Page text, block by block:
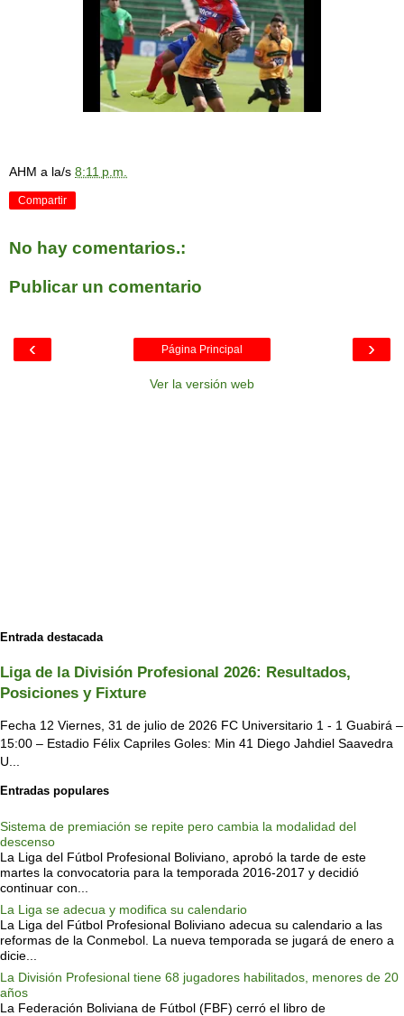
AHM a la/s 8:11 p.m.
Compartir
No hay comentarios.:
Publicar un comentario
‹ ›
Página Principal
Ver la versión web
Entrada destacada
Liga de la División Profesional 2026: Resultados,
Posiciones y Fixture
Fecha 12 Viernes, 31 de julio de 2026 FC Universitario 1 - 1 Guabirá –
15:00 – Estadio Félix Capriles Goles: Min 41 Diego Jahdiel Saavedra
U...
Entradas populares
Sistema de premiación se repite pero cambia la modalidad del
descenso
La Liga del Fútbol Profesional Boliviano, aprobó la tarde de este
martes la convocatoria para la temporada 2016-2017 y decidió
continuar con...
La Liga se adecua y modifica su calendario
La Liga del Fútbol Profesional Boliviano adecua su calendario a las
reformas de la Conmebol. La nueva temporada se jugará de enero a
dicie...
La División Profesional tiene 68 jugadores habilitados, menores de 20
años
La Federación Boliviana de Fútbol (FBF) cerró el libro de